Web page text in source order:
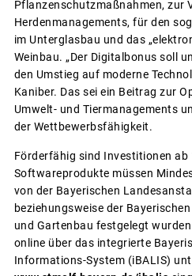
Pflanzenschutzmaßnahmen, zur
Herdenmanagements, für den
im Unterglasbau und das
Weinbau. „Der Digitalbonus soll
den Umstieg auf moderne
Kaniber. Das sei ein Beitrag zur
Umwelt- und Tiermanagements
der Wettbewerbsfähigkeit.
Förderfähig sind Investitionen ab
Softwareprodukte müssen
von der Bayerischen
beziehungsweise der
und Gartenbau festgelegt
online über das integrierte
Informations-System (iBALIS)